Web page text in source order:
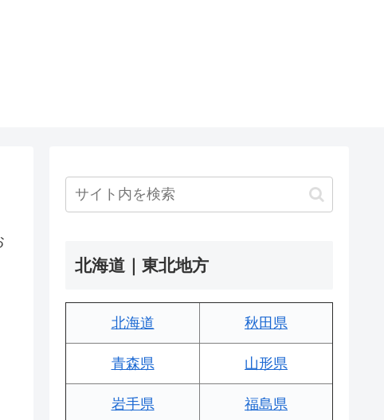
北海道｜東北地方
北海道 秋田県
青森県 山形県
岩手県 福島県